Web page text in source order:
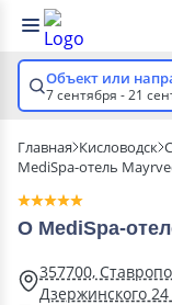
Объект или
7 сентября - 21
Главная Кисловодск
MediSpa-отель
О MediSpa-
357700,
Дзержинского